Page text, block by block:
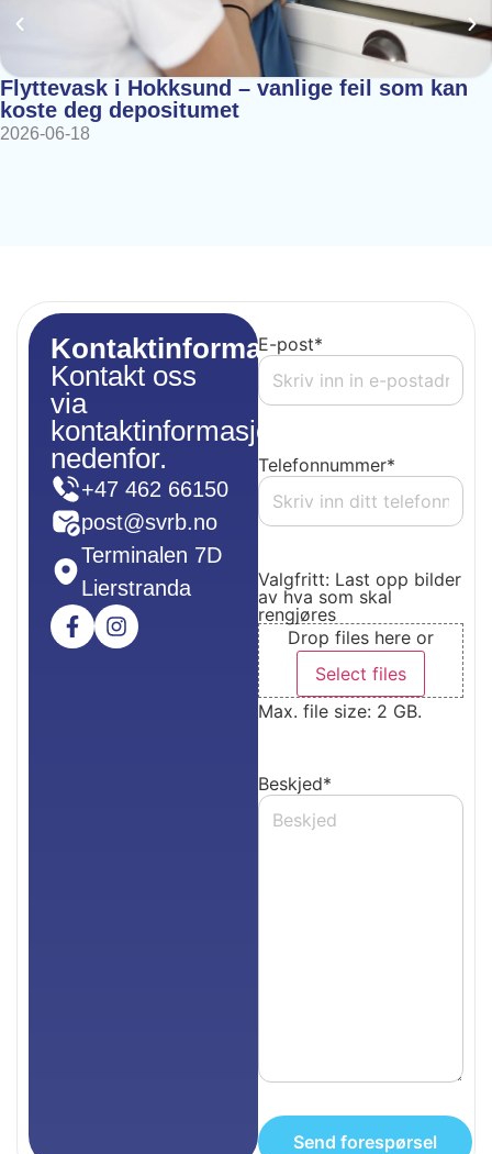
Flyttevask i Hokksund – vanlige feil som kan
koste deg depositumet
2026-06-18
Kontaktinformasjon
Kontakt oss
via
kontaktinformasjon
nedenfor.
+47 462 66150
post@svrb.no
Terminalen 7D
Lierstranda
E-post*
Telefonnummer*
Valgfritt: Last opp bilder
av hva som skal
rengjøres
Drop files here or
Select files
Max. file size: 2 GB.
Beskjed*